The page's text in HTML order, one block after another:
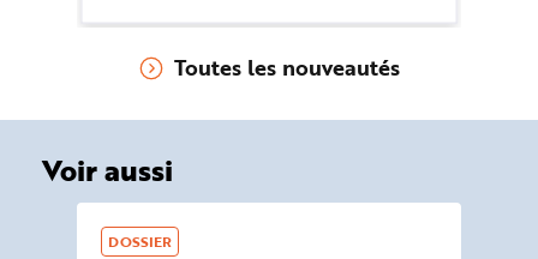
Toutes les nouveautés
Voir aussi
DOSSIER